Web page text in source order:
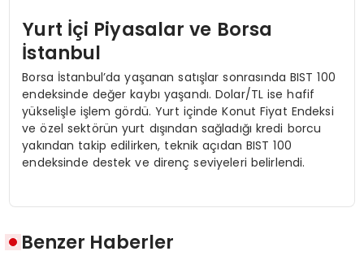
Yurt İçi Piyasalar ve Borsa
İstanbul
Borsa İstanbul’da yaşanan satışlar sonrasında BIST 100
endeksinde değer kaybı yaşandı. Dolar/TL ise hafif
yükselişle işlem gördü. Yurt içinde Konut Fiyat Endeksi
ve özel sektörün yurt dışından sağladığı kredi borcu
yakından takip edilirken, teknik açıdan BIST 100
endeksinde destek ve direnç seviyeleri belirlendi.
Benzer Haberler